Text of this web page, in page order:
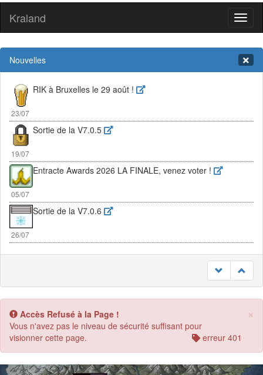
Kraland
Nouvelles
23/07
RIK à Bruxelles le 29 août !
19/07
Sortie de la V7.0.5
05/07
Entracte Awards 2026 LA FINALE, venez voter !
26/07
Sortie de la V7.0.6
×
Accès Refusé à la Page !
Vous n'avez pas le niveau de sécurité suffisant pour
visionner cette page.
erreur 401